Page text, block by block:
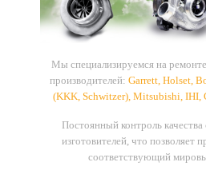
Мы специализируемся на ремонте
производителей: Garrett, Holset,
(KKK, Schwitzer), Mitsubishi, IHI,
Постоянный контроль
изготовителей, что позволяет
соответствующий